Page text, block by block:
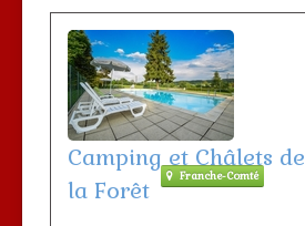
Camping et Châlets de
la Forêt
Franche-Comté